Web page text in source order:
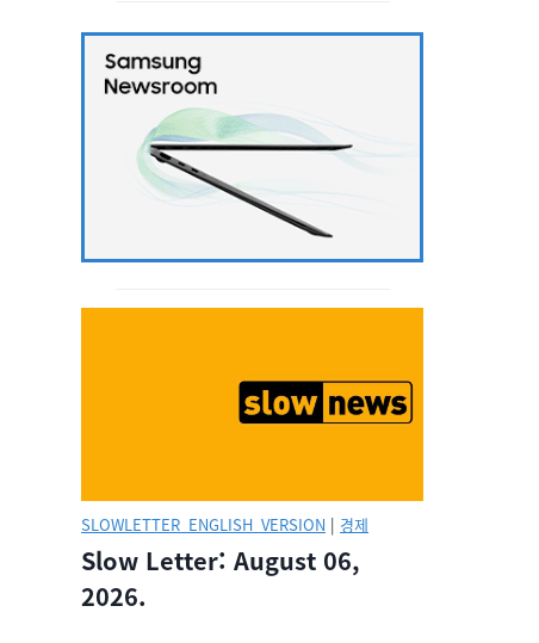
SLOWLETTER_ENGLISH_VERSION | 경제
Slow Letter: August 06,
2026.